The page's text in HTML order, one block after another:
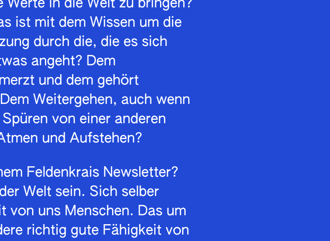
in die Welt zu bringen?
ist mit dem Wissen um die
durch die, die es sich
angeht? Dem
und dem gehört
Weitergehen, auch wenn
von einer anderen
und Aufstehen?
Feldenkrais Newsletter?
Welt sein. Sich selber
von uns Menschen. Das um
richtig gute Fähigkeit von